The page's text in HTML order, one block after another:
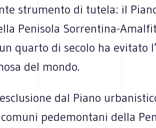
strumento di tutela: il
Penisola Sorrentina-
quarto di secolo ha evitato
del mondo.
dal Piano
pedemontani della